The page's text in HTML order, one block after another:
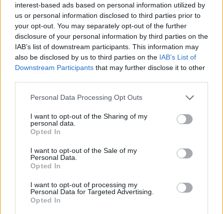
interest-based ads based on personal information utilized by
us or personal information disclosed to third parties prior to
your opt-out. You may separately opt-out of the further
disclosure of your personal information by third parties on the
IAB’s list of downstream participants. This information may
also be disclosed by us to third parties on the IAB’s List of
Downstream Participants that may further disclose it to other
Please note that this website/app uses one or more Google
not limited to your visit or usage behaviour. You may click to
grant or deny consent to Google and its third-party tags to
use your data for below specified purposes in below Google
consent section.
Personal Data Processing Opt Outs
I want to opt-out of the Sharing of my
personal data.
Opted In
I want to opt-out of the Sale of my
Personal Data.
Opted In
I want to opt-out of processing my
Personal Data for Targeted Advertising.
Opted In
obljubljeno, spremljate tudi preko neposrednega
prenosa s posameznih prizorišč.
Vso srečo Urošu.
Fotogalerija